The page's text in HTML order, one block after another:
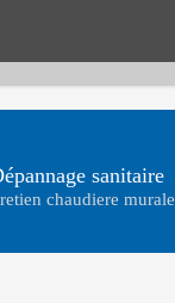
sanitaire
chaudiere murale